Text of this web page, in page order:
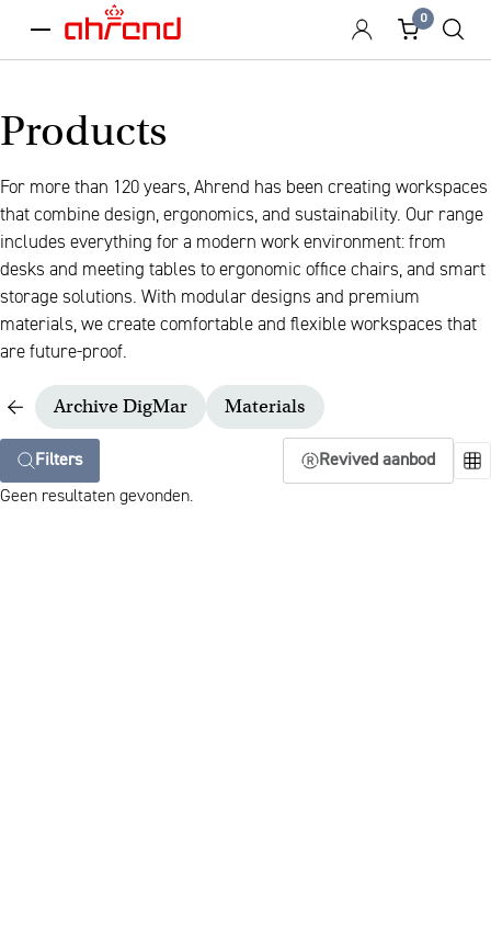
menu
0
Products
For more than 120 years, Ahrend has been creating workspaces
that combine design, ergonomics, and sustainability. Our range
includes everything for a modern work environment: from
desks and meeting tables to ergonomic office chairs, and smart
storage solutions. With modular designs and premium
materials, we create comfortable and flexible workspaces that
are future-proof.
Archive DigMar Materials
Filters Revived aanbod
Geen resultaten gevonden.